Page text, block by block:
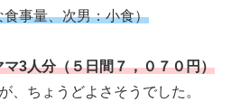
事量、次男：小食）
マ3人分（５日間７，０７０円）
、ちょうどよさそうでした。